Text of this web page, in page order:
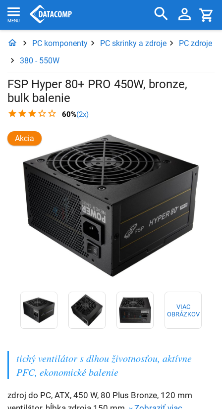
PC komponenty PC skrinky a zdroje
PC zdroje
380 - 550W
FSP Hyper 80+ PRO 450W, bronze,
bulk balenie
60%(2x)
VIAC
OBRÁZKOV
Akcia
tichý ventilátor s dlhou životnosťou, aktívne
PFC, ekonomické balenie
zdroj do PC, ATX, 450 W, 80 Plus Bronze, 120 mm